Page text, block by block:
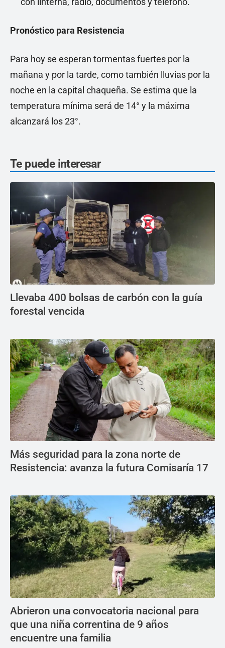
Pronóstico para Resistencia
Para hoy se esperan tormentas fuertes por la
mañana y por la tarde, como también lluvias por la
noche en la capital chaqueña. Se estima que la
temperatura mínima será de 14° y la máxima
alcanzará los 23°.
Te puede interesar
Llevaba 400 bolsas de carbón con la guía
forestal vencida
Más seguridad para la zona norte de
Resistencia: avanza la futura Comisaría 17
Abrieron una convocatoria nacional para
que una niña correntina de 9 años
encuentre una familia